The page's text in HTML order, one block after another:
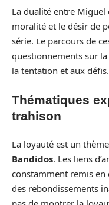
La dualité entre
moralité et le désir de
série. Le parcours de
questionnements sur
la tentation et aux défis.
Thématiques
trahison
La loyauté est un
Bandidos. Les liens
constamment remis
des rebondissements